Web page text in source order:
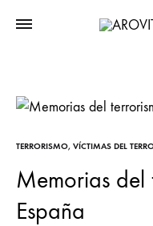
TERRORISMO, VÍCTIMAS DEL
Memorias del
España